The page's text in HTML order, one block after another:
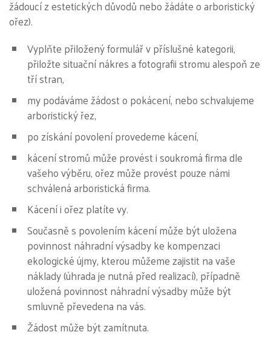
žádoucí z estetických důvodů nebo žádáte o arboristický
ořez).
Vyplňte přiložený formulář v příslušné kategorii,
přiložte situační nákres a fotografii stromu alespoň ze
tří stran,
my podáváme žádost o pokácení, nebo schvalujeme
arboristický řez,
po získání povolení provedeme kácení,
kácení stromů může provést i soukromá firma dle
vašeho výběru, ořez může provést pouze námi
schválená arboristická firma.
Kácení i ořez platíte vy.
Současně s povolením kácení může být uložena
povinnost náhradní výsadby ke kompenzaci
ekologické újmy, kterou můžeme zajistit na vaše
náklady (úhrada je nutná před realizací), případně
uložená povinnost náhradní výsadby může být
smluvně převedena na vás.
Žádost může být zamítnuta.